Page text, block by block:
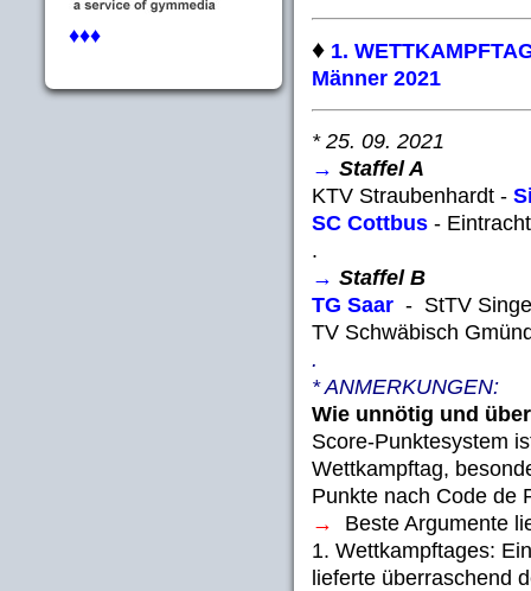
♦♦♦ ♦ 1.
Männer 2021
* 25. 09. 2021
→ Staffel A
KTV Straubenhardt -
SC Cottbus -
.
→ Staffel B
TG Saar -
TV Schwäbisch
.
* ANMERKUNGEN:
Wie unnötig und
Score-Punktesystem
Wettkampftag,
Punkte nach Code de
→
Beste Argumente
1. Wettkampftages:
lieferte überraschend